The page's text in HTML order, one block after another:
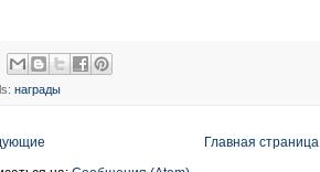
награды
Главная страница